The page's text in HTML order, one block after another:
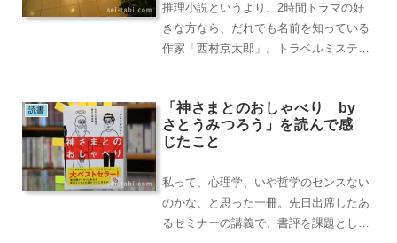
推理小説というより、2時間ドラマの好
きな方なら、だれでも名前を知っている
作家「西村京太郎」。トラベルミステリ
読書
「神さまとのおしゃべり by
さとうみつろう」を読んで感
じたこと
私って、心理学、いや哲学のセンスない
のかな、と思った一冊。先日出席したあ
るセミナーの講義で、書評を課題として